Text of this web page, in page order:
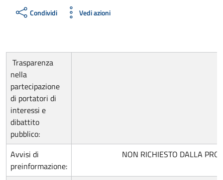
Condividi Vedi azioni
Trasparenza
nella
partecipazione
di portatori di
interessi e
dibattito
pubblico:
Avvisi di
preinformazione:
NON RICHIESTO DALLA